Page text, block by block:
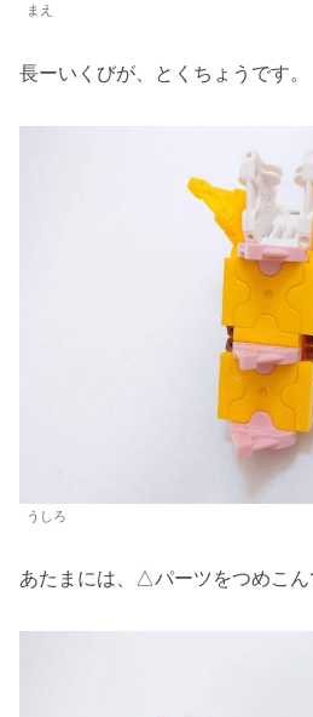
まえ
長ーいくびが、とくちょうです。
うしろ
あたまには、△パーツをつめこん